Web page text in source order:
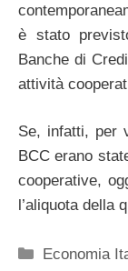
è stato
Banche di
attività
Se, infatti, per
BCC erano
cooperative,
l’aliquota della
Categorie
Economia